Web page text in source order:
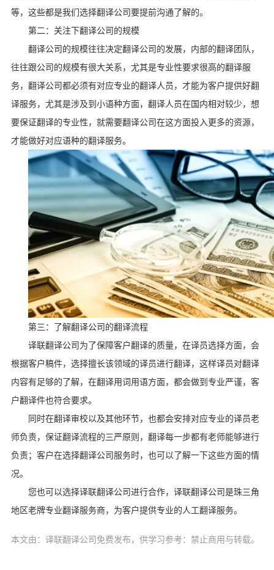
等，这些都是我们选择翻译公司要提前沟通了解的。
第二：关注下翻译公司的规模
翻译公司的规模往往决定翻译公司的发展，内部的翻译团队，
往往跟公司的规模有很大关系，尤其是专业性要求很高的翻译服
务，翻译公司都必须有对应专业的翻译人员，才能为客户提供好翻
译服务，尤其是涉及到小语种方面，翻译人员在国内相对较少，想
要保证翻译的专业性，就需要翻译公司在这方面投入更多的资源，
才能做好对应语种的翻译服务。
第三：了解翻译公司的翻译流程
译联翻译公司为了保障客户翻译的质量，在译员选择方面，会
根据客户稿件，选择擅长该领域的译员进行翻译，这样译员对翻译
内容有足够的了解，在翻译用词用语方面，都会做到专业严谨，客
户翻译件也符合要求。
同时在翻译审校以及其他环节，也都会安排对应专业的译员老
师负责，保证翻译流程的三严原则，翻译每一步都有老师能够进行
负责；客户在选择翻译公司服务时，也可以了解一下这些方面的情
况。
您也可以选择译联翻译公司进行合作，译联翻译公司是珠三角
地区老牌专业翻译服务商，为客户提供专业的人工翻译服务。
本文由：译联翻译公司免费发布，供学习参考：禁止商用与转载。